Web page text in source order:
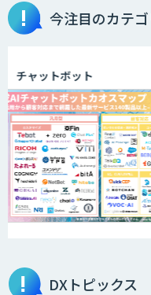
高性
ウェ
今注目のカテ
ャットボット
DXトピックス